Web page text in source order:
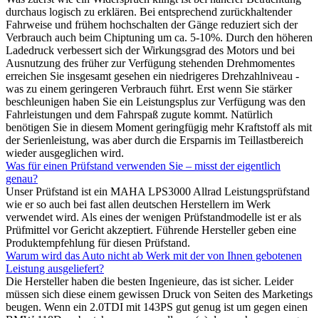
durchaus logisch zu erklären. Bei entsprechend zurückhaltender
Fahrweise und frühem hochschalten der Gänge reduziert sich der
Verbrauch auch beim Chiptuning um ca. 5-10%. Durch den höheren
Ladedruck verbessert sich der Wirkungsgrad des Motors und bei
Ausnutzung des früher zur Verfügung stehenden Drehmomentes
erreichen Sie insgesamt gesehen ein niedrigeres Drehzahlniveau -
was zu einem geringeren Verbrauch führt. Erst wenn Sie stärker
beschleunigen haben Sie ein Leistungsplus zur Verfügung was den
Fahrleistungen und dem Fahrspaß zugute kommt. Natürlich
benötigen Sie in diesem Moment geringfügig mehr Kraftstoff als mit
der Serienleistung, was aber durch die Ersparnis im Teillastbereich
wieder ausgeglichen wird.
Was für einen Prüfstand verwenden Sie – misst der eigentlich
genau?
Unser Prüfstand ist ein MAHA LPS3000 Allrad Leistungsprüfstand
wie er so auch bei fast allen deutschen Herstellern im Werk
verwendet wird. Als eines der wenigen Prüfstandmodelle ist er als
Prüfmittel vor Gericht akzeptiert. Führende Hersteller geben eine
Produktempfehlung für diesen Prüfstand.
Warum wird das Auto nicht ab Werk mit der von Ihnen gebotenen
Leistung ausgeliefert?
Die Hersteller haben die besten Ingenieure, das ist sicher. Leider
müssen sich diese einem gewissen Druck von Seiten des Marketings
beugen. Wenn ein 2.0TDI mit 143PS gut genug ist um gegen einen